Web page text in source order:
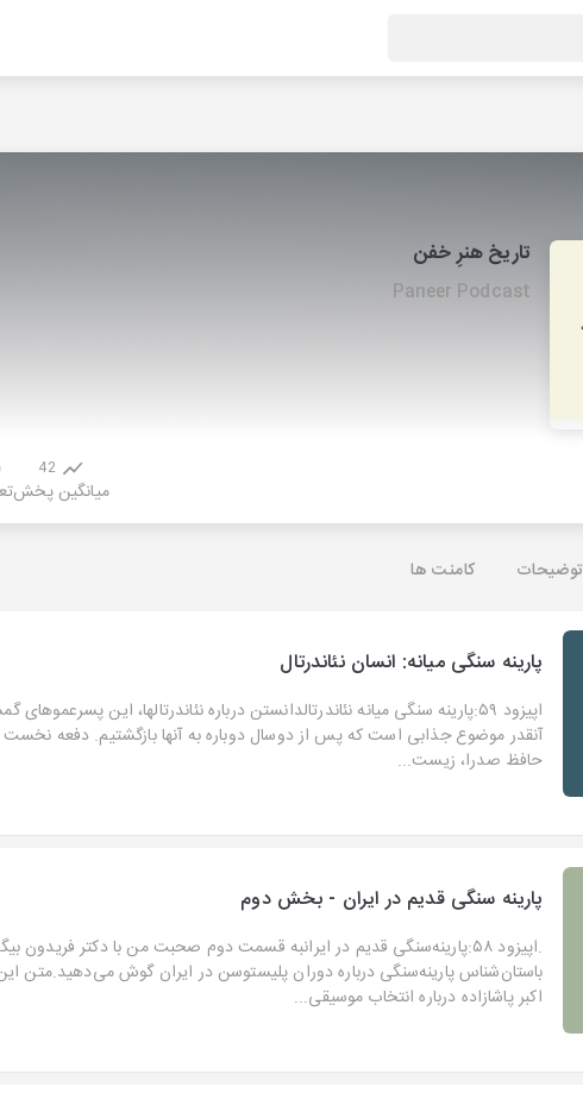
تاریخ هنرِ خفن
Paneer Podcast
42
میانگین پخش
توضیحات کامنت ها
پارینه سنگی میانه: انسان نئاندرتال
اپیزود ۵۹:پارینه سنگی میانه نئاندرتالدانستن درباره نئاندرتالها، این
حافظ صدرا، زیست‌...
پارینه سنگی قدیم در ایران - بخش دوم
.اپیزود ۵۸:پارینه‌سنگی قدیم در ایرانبه قسمت دوم صحبت من با دکتر فریدون
باستان‌شناس پارینه‌سنگی درباره دوران پلیستوسن در ایران گوش می‌دهید.متن
اکبر پاشا‌زاده درباره انتخاب موسیقی...